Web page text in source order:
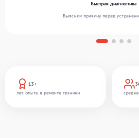
13+
лет опыта в ремонте техники
Быстрая диагностика
Выясним причину перед